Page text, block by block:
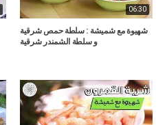
06:30
شهيوة مع شميشة : سلطة حمص شرقية
و سلطة الشمندر شرقية